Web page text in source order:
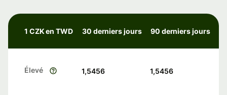
1 CZK en TWD 30 derniers jours 90 derniers jours
Élevé 1,5456 1,5456